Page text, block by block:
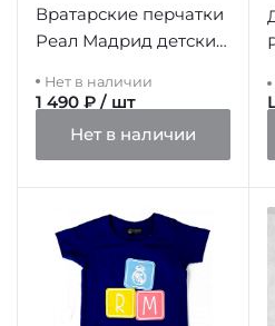
Вратарские перчатки
Реал Мадрид детские
Нет в наличии
1 490 ₽ / шт
Нет в наличии